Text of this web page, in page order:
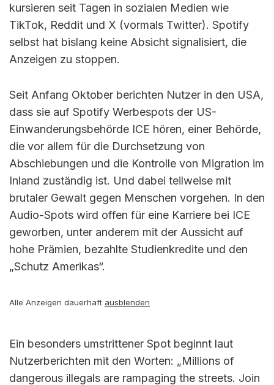
kursieren seit Tagen in sozialen Medien wie
TikTok, Reddit und X (vormals Twitter). Spotify
selbst hat bislang keine Absicht signalisiert, die
Anzeigen zu stoppen.
Seit Anfang Oktober berichten Nutzer in den USA,
dass sie auf Spotify Werbespots der US-
Einwanderungsbehörde ICE hören, einer Behörde,
die vor allem für die Durchsetzung von
Abschiebungen und die Kontrolle von Migration im
Inland zuständig ist. Und dabei teilweise mit
brutaler Gewalt gegen Menschen vorgehen. In den
Audio-Spots wird offen für eine Karriere bei ICE
geworben, unter anderem mit der Aussicht auf
hohe Prämien, bezahlte Studienkredite und den
„Schutz Amerikas“.
Alle Anzeigen dauerhaft ausblenden
Ein besonders umstrittener Spot beginnt laut
Nutzerberichten mit den Worten: „Millions of
dangerous illegals are rampaging the streets. Join